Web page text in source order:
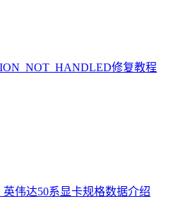
修复教程
英伟达50系显卡规格数据介绍